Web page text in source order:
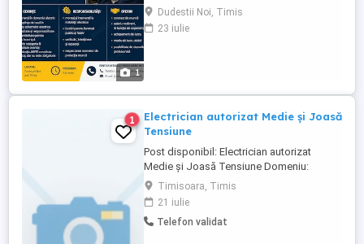
1
iluminat public si montaj echipamente
electrice. Cerinte: experienta in domeniul
electric; cunostinte de baza in citirea
Dudestii Noi, Timis
23 iulie
1
Electrician autorizat Medie și Joasă
Tensiune
Post disponibil: Electrician autorizat
Medie și Joasă Tensiune Domeniu:
Branșamente electrice Medie și Joasă
Tensiune (industriale și rezidențiale)
Căutăm electricieni autorizați, cu
experiență, pentru a se alătura echipei
Timisoara, Timis
21 iulie
Telefon validat